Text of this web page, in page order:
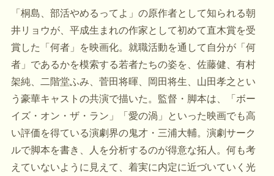
「桐島、部活やめるってよ」の原作者として知られる朝
井リョウが、平成生まれの作家として初めて直木賞を受
賞した「何者」を映画化。就職活動を通して自分が「何
者」であるかを模索する若者たちの姿を、佐藤健、有村
架純、二階堂ふみ、菅田将暉、岡田将生、山田孝之とい
う豪華キャストの共演で描いた。監督・脚本は、「ボー
イズ・オン・ザ・ラン」「愛の渦」といった映画でも高
い評価を得ている演劇界の鬼才・三浦大輔。演劇サーク
ルで脚本を書き、人を分析するのが得意な拓人。何も考
えていないように見えて、着実に内定に近づいていく光